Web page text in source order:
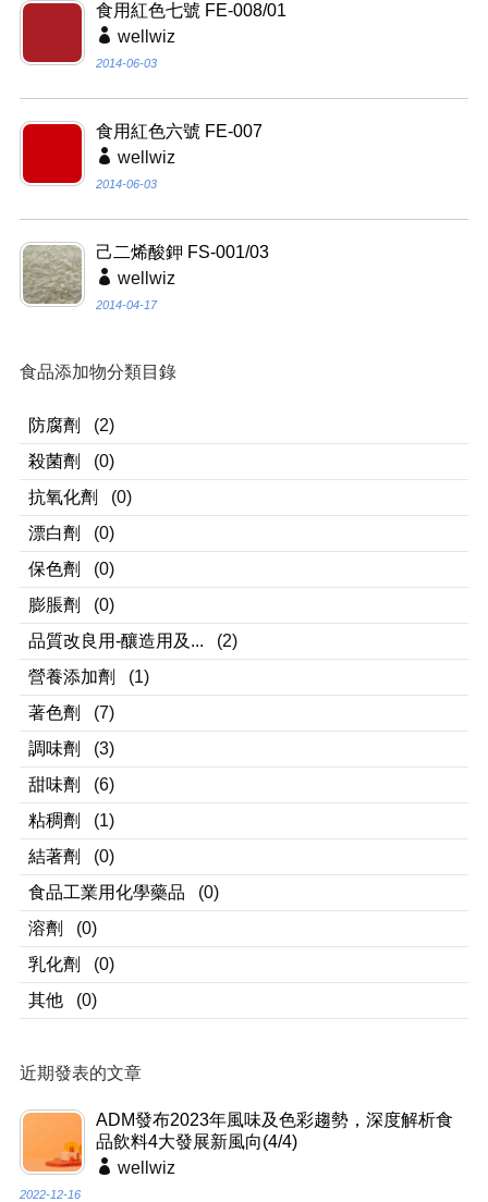
食用紅色七號 FE-008/01
wellwiz
2014-06-03
食用紅色六號 FE-007
wellwiz
2014-06-03
己二烯酸鉀 FS-001/03
wellwiz
2014-04-17
食品添加物分類目錄
防腐劑
(2)
殺菌劑
(0)
抗氧化劑
(0)
漂白劑
(0)
保色劑
(0)
膨脹劑
(0)
品質改良用-釀造用及...
(2)
營養添加劑
(1)
著色劑
(7)
調味劑
(3)
甜味劑
(6)
粘稠劑
(1)
結著劑
(0)
食品工業用化學藥品
(0)
溶劑
(0)
乳化劑
(0)
其他
(0)
近期發表的文章
ADM發布2023年風味及色彩趨勢，深度解析食
品飲料4大發展新風向(4/4)
wellwiz
2022-12-16